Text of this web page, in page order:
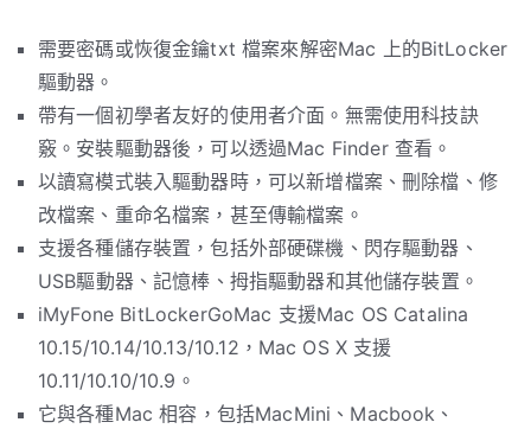
需要密碼或恢復金鑰txt 檔案來解密Mac 上的BitLocker
驅動器。
帶有一個初學者友好的使用者介面。無需使用科技訣
竅。安裝驅動器後，可以透過Mac Finder 查看。
以讀寫模式裝入驅動器時，可以新增檔案、刪除檔、修
改檔案、重命名檔案，甚至傳輸檔案。
支援各種儲存裝置，包括外部硬碟機、閃存驅動器、
USB驅動器、記憶棒、拇指驅動器和其他儲存裝置。
iMyFone BitLockerGoMac 支援Mac OS Catalina
10.15/10.14/10.13/10.12，Mac OS X 支援
10.11/10.10/10.9。
它與各種Mac 相容，包括MacMini、Macbook、